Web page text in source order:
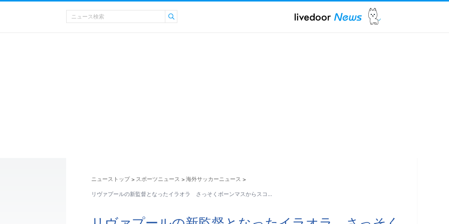
ニューストップ > スポーツニュース > 海外サッカーニュース >
リヴァプールの新監督となったイラオラ さっそくボーンマスからスコ…